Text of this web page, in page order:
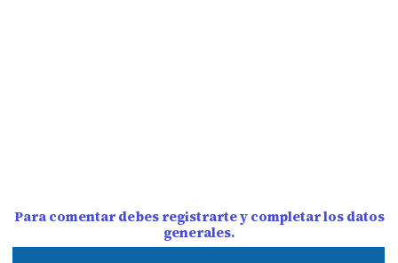
Para comentar debes registrarte y completar los datos
generales.